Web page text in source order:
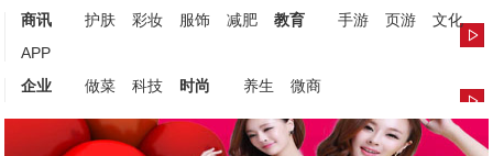
商讯
护肤 彩妆 服饰 减肥 教育 手游 页游
文化
APP
企业
做菜 科技 时尚 养生 微商